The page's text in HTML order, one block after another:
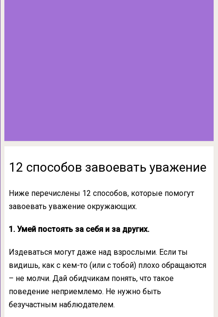
12 способов завоевать уважение
Ниже перечислены 12 способов, которые помогут
завоевать уважение окружающих.
1. Умей постоять за себя и за других.
Издеваться могут даже над взрослыми. Если ты
видишь, как с кем-то (или с тобой) плохо обращаются
– не молчи. Дай обидчикам понять, что такое
поведение неприемлемо. Не нужно быть
безучастным наблюдателем.